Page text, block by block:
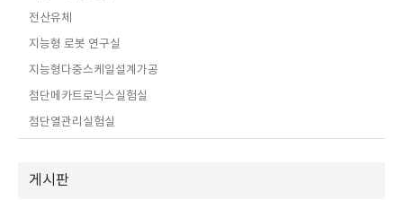
전산유체
지능형 로봇 연구실
지능형다중스케일설계가공
첨단메카트로닉스실험실
첨단열관리실험실
게시판